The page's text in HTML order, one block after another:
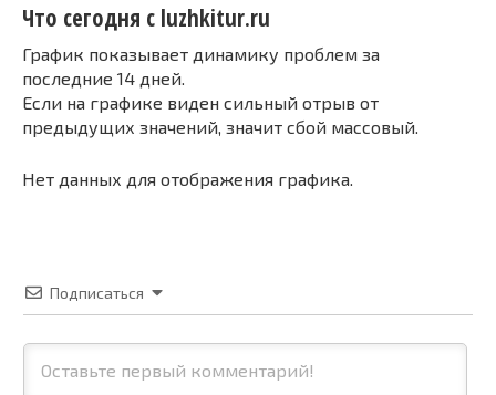
Что сегодня с luzhkitur.ru
График показывает динамику проблем за
последние 14 дней.
Если на графике виден сильный отрыв от
предыдущих значений, значит сбой массовый.
Нет данных для отображения графика.
Подписаться